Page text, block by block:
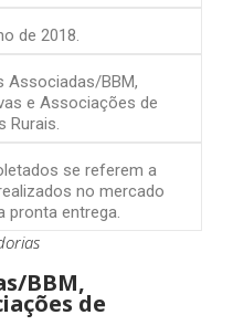
de 2018.
Associadas/BBM,
e Associações de
Rurais.
se referem a
no mercado
pronta entrega.
BBM,
de